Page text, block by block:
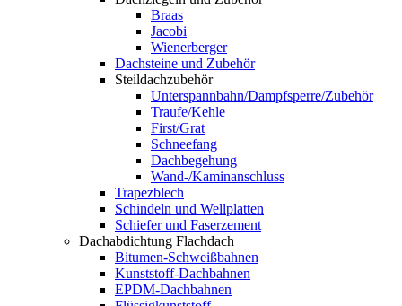
Braas
Jacobi
Wienerberger
Dachsteine und Zubehör
Steildachzubehör
Unterspannbahn/Dampfsperre/Zubehör
Traufe/Kehle
First/Grat
Schneefang
Dachbegehung
Wand-/Kaminanschluss
Trapezblech
Schindeln und Wellplatten
Schiefer und Faserzement
Dachabdichtung Flachdach
Bitumen-Schweißbahnen
Kunststoff-Dachbahnen
EPDM-Dachbahnen